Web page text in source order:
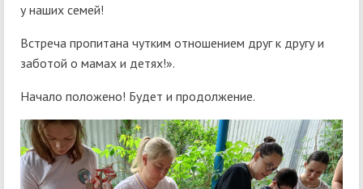
у наших семей!
Встреча пропитана чутким отношением друг к другу и
заботой о мамах и детях!».
Начало положено! Будет и продолжение.